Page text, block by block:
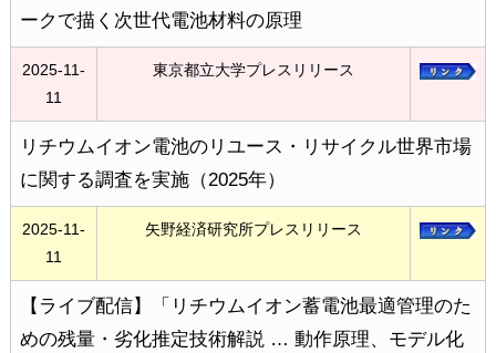
ークで描く次世代電池材料の原理
2025-11-
11
東京都立大学プレスリリース
リチウムイオン電池のリユース・リサイクル世界市場
に関する調査を実施（2025年）
2025-11-
11
矢野経済研究所プレスリリース
【ライブ配信】「リチウムイオン蓄電池最適管理のた
めの残量・劣化推定技術解説 … 動作原理、モデル化